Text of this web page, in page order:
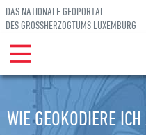
Zur Hauptnavigation gehen
Zum Inhalt gehen
DAS NATIONALE GEOPORTAL
DES GROSSHERZOGTUMS LUXEMBURG
Menu
WIE GEOKODIERE